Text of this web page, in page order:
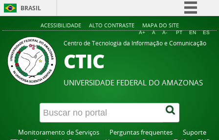
BRASIL
Simplifique!
Comunica BR
Legislação
Canais
ACESSIBILIDADE ALTO CONTRASTE MAPA DO SITE
A+ A A- PT EN ES
Centro de Tecnologia da Informação e Comunicação
CTIC
UNIVERSIDADE FEDERAL DO AMAZONAS
Monitoramento de Serviços Perguntas frequentes
Suporte